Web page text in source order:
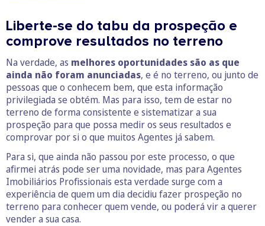
Liberte-se do tabu da prospeção e
comprove resultados no terreno
Na verdade, as melhores oportunidades são as que
ainda não foram anunciadas, e é no terreno, ou junto de
pessoas que o conhecem bem, que esta informação
privilegiada se obtém. Mas para isso, tem de estar no
terreno de forma consistente e sistematizar a sua
prospeção para que possa medir os seus resultados e
comprovar por si o que muitos Agentes já sabem.
Para si, que ainda não passou por este processo, o que
afirmei atrás pode ser uma novidade, mas para Agentes
Imobiliários Profissionais esta verdade surge com a
experiência de quem um dia decidiu fazer prospeção no
terreno para conhecer quem vende, ou poderá vir a querer
vender a sua casa.